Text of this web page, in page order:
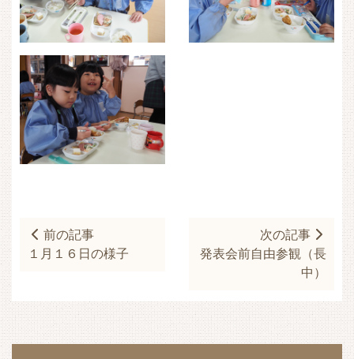
前の記事
１月１６日の様子
次の記事
発表会前自由参観（長
中）